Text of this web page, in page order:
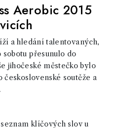
Aerobic 2015
a hledání talentovaných,
přesunulo do
jihočeské městečko bylo
československé soutěže a
klíčových slov u